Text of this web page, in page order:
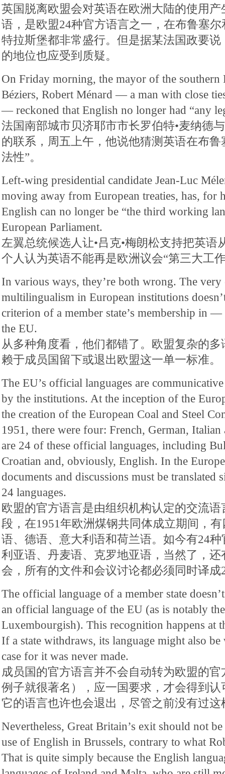
英国脱离欧盟会对英语在欧洲大陆的使用
语，是欧盟24种官方语言之一，在布鲁塞
特拉斯堡都非常盛行。但是据某法国政要
的地位也应受到质疑。
On Friday morning, the mayor of the southern
Béziers, Robert Ménard — a man with close
— reckoned that English no longer had “any
法国南部城市贝济耶市市长罗伯特•麦纳德
的联系，周五上午，他说他猜测英语在布
法性”。
Left-wing presidential candidate Jean-Luc
moving away from European treaties, has, for
English can no longer be “the third working
European Parliament.
左翼总统候选人让•吕克•梅朗松支持把英语
个人认为英语不能再是欧洲议会“第三大工
In various ways, they’re both wrong. The
multilingualism in European institutions
criterion of a member state’s membership in
the EU.
从多种角度看，他们都错了。欧盟复杂的
赖于成员国留下或退出欧盟这一单一标准。
The EU’s official languages are
by the institutions. At the inception of the
the creation of the European Coal and Steel
1951, there were four: French, German,
are 24 of these official languages, including
Croatian and, obviously, English. In the
documents and discussions must be translated
24 languages.
欧盟的官方语言是由组织机构认定的交流
段，在1951年欧洲煤钢共同体成立期间，
语、德语、意大利语和荷兰语。如今有24
利亚语、丹麦语、克罗地亚语，当然了，
会，所有的文件和会议讨论都必须同时译成
The official language of a member state
an official language of the EU (as is notably
Luxembourgish). This recognition happens at
If a state withdraws, its language might also
case for it was never made.
成员国的官方语言并不会自动转为欧盟的
例子就很著名），应一国要求，才会得到
它的语言也许也会退出，尽管之前没有过这
Nevertheless, Great Britain’s exit should not
use of English in Brussels, contrary to what
That is quite simply because the English